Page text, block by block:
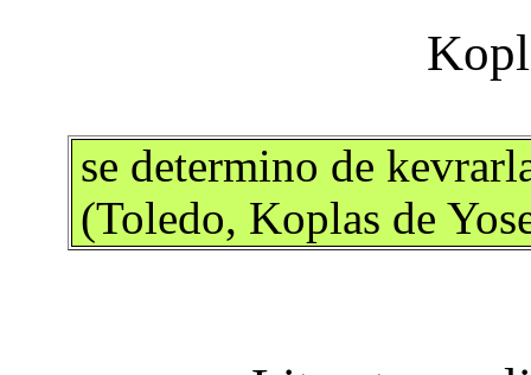
se determino de
(Toledo, Koplas de